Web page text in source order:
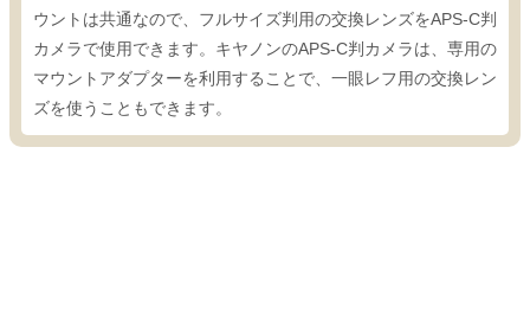
ウントは共通なので、フルサイズ判用の交換レンズをAPS-C判
カメラで使用できます。キヤノンのAPS-C判カメラは、専用の
マウントアダプターを利用することで、一眼レフ用の交換レン
ズを使うこともできます。